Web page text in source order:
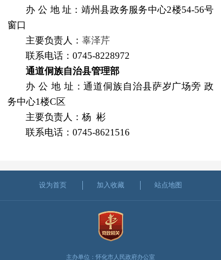
办 公 地 址 ：靖州县政务服务中心2楼54-56号
窗口
主要负责人 ：辜泽芹
联系电话：0745-8228972
通道侗族自治县管理部
办 公 地 址 ：通道侗族自治县萨岁广场旁 政
务中心1楼C区
主要负责人 ：杨 彬
联系电话：0745-8621516
设为首页 加入收藏 站点地图
主办单位：怀化市人民政府办公室